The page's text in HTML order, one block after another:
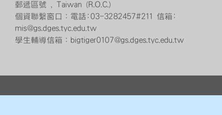
郵遞區號 , Taiwan (R.O.C.)
個資聯繫窗口：電話:03-3282457#211 信箱:
mis@gs.dges.tyc.edu.tw
學生輔導信箱：bigtiger0107@gs.dges.tyc.edu.tw